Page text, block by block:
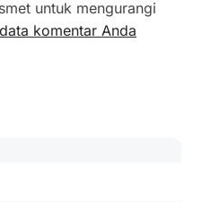
untuk mengurangi
komentar Anda